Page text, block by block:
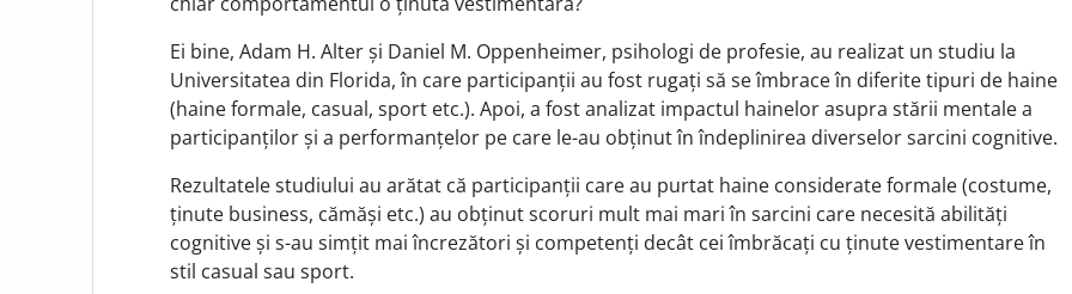
Ei bine, Adam H. Alter și Daniel M. Oppenheimer, psihologi de profesie, au realizat un studiu la
Universitatea din Florida, în care participanții au fost rugați să se îmbrace în diferite tipuri de haine
(haine formale, casual, sport etc.). Apoi, a fost analizat impactul hainelor asupra stării mentale a
participanților și a performanțelor pe care le-au obținut în îndeplinirea diverselor sarcini cognitive.
Rezultatele studiului au arătat că participanții care au purtat haine considerate formale (costume,
ținute business, cămăși etc.) au obținut scoruri mult mai mari în sarcini care necesită abilități
cognitive și s-au simțit mai încrezători și competenți decât cei îmbrăcați cu ținute vestimentare în
stil casual sau sport.